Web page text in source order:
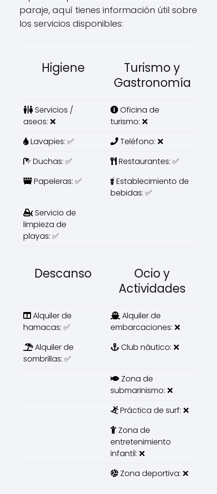
paraje, aquí tienes información útil sobre
los servicios disponibles:
Higiene
Turismo y
Gastronomía
Servicios /
aseos: ❌
Oficina de
turismo: ❌
Lavapies: ✅
Teléfono: ❌
Duchas: ✅
Restaurantes: ✅
Papeleras: ✅
Establecimiento de
bebidas: ✅
Servicio de
limpieza de
playas: ✅
Descanso
Ocio y
Actividades
Alquiler de
hamacas: ✅
Alquiler de
embarcaciones: ❌
Alquiler de
sombrillas: ✅
Club náutico: ❌
Zona de
submarinismo: ❌
Práctica de surf: ❌
Zona de
entretenimiento
infantil: ❌
Zona deportiva: ❌